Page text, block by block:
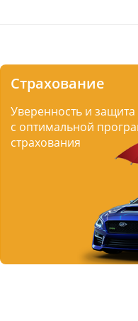
Страхование
Уверенность и защита
с оптимальной
страхования